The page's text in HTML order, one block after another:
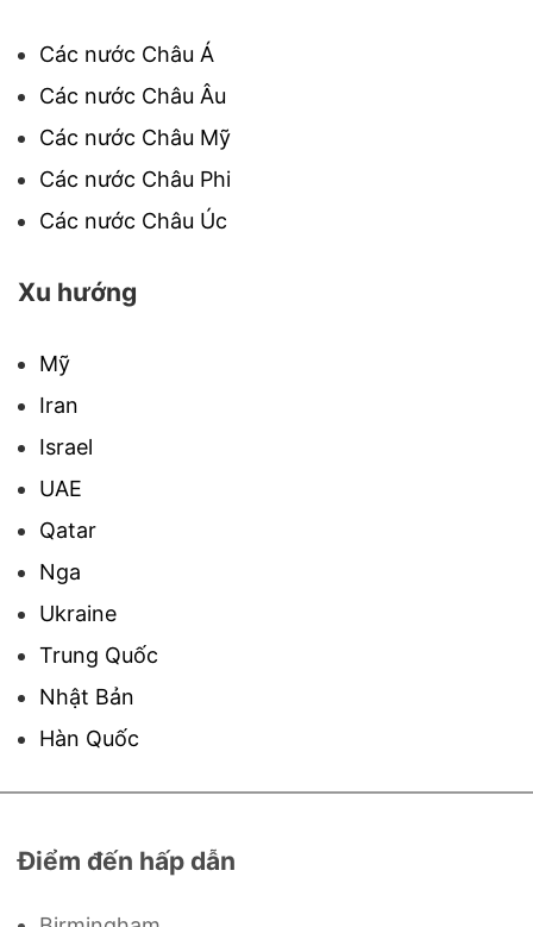
Các nước Châu Á
Các nước Châu Âu
Các nước Châu Mỹ
Các nước Châu Phi
Các nước Châu Úc
Xu hướng
Mỹ
Iran
Israel
UAE
Qatar
Nga
Ukraine
Trung Quốc
Nhật Bản
Hàn Quốc
Điểm đến hấp dẫn